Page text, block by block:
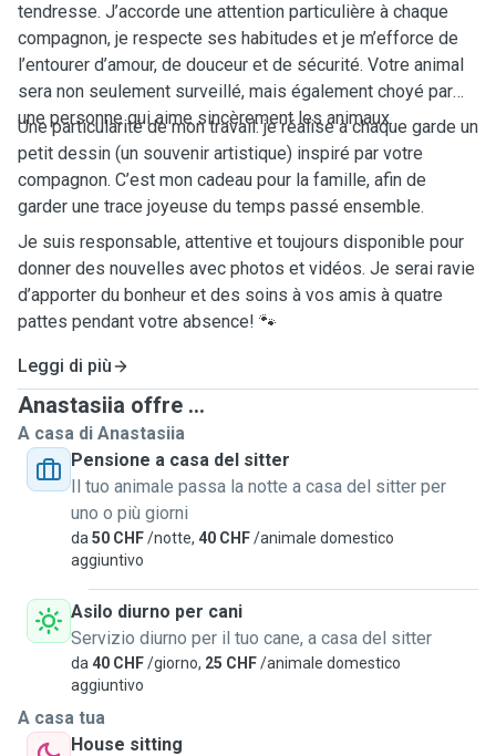
tendresse. J’accorde une attention particulière à chaque
compagnon, je respecte ses habitudes et je m’efforce de
l’entourer d’amour, de douceur et de sécurité. Votre animal
sera non seulement surveillé, mais également choyé par
une personne qui aime sincèrement les animaux.
Une particularité de mon travail: je réalise à chaque garde un
petit dessin (un souvenir artistique) inspiré par votre
compagnon. C’est mon cadeau pour la famille, afin de
garder une trace joyeuse du temps passé ensemble.
Je suis responsable, attentive et toujours disponible pour
donner des nouvelles avec photos et vidéos. Je serai ravie
d’apporter du bonheur et des soins à vos amis à quatre
pattes pendant votre absence! 🐾
Leggi di più
Anastasiia offre ...
A casa di Anastasiia
Pensione a casa del sitter
Il tuo animale passa la notte a casa del sitter per
uno o più giorni
da 50 CHF/notte, 40 CHF/animale domestico
aggiuntivo
Asilo diurno per cani
Servizio diurno per il tuo cane, a casa del sitter
da 40 CHF/giorno, 25 CHF/animale domestico
aggiuntivo
A casa tua
House sitting